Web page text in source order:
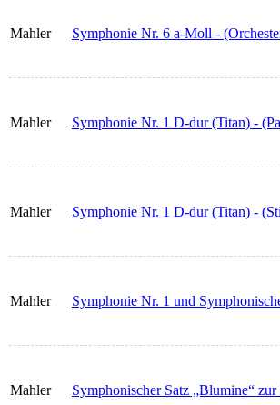
Mahler Symphonie Nr. 6 a-Moll -
Mahler Symphonie Nr. 1 D-dur (Titan) -
Mahler Symphonie Nr. 1 D-dur (Titan) -
Mahler Symphonie Nr. 1 und
Mahler Symphonischer Satz „Blumine“